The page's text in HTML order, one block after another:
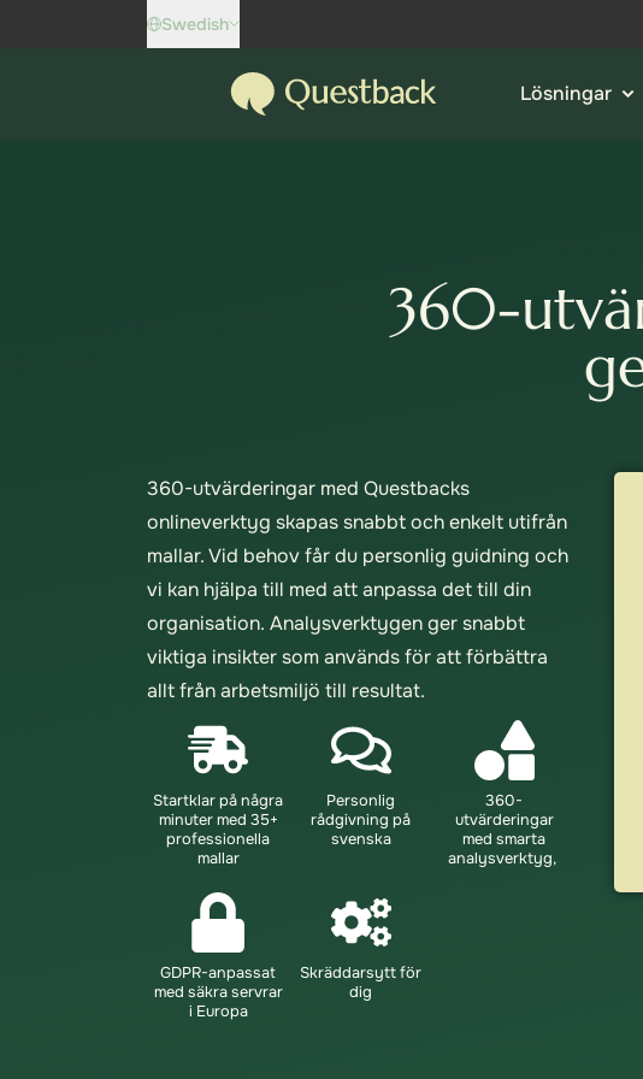
Swedish
Questback Lösningar
360-
360-utvärderingar med Questbacks
onlineverktyg skapas snabbt och enkelt utifrån
mallar. Vid behov får du personlig guidning och
vi kan hjälpa till med att anpassa det till din
organisation. Analysverktygen ger snabbt
viktiga insikter som används för att förbättra
allt från arbetsmiljö till resultat.
Startklar på några
minuter med 35+
professionella
mallar
Personlig
rådgivning på
svenska
360-
utvärderingar
med smarta
analysverktyg,
GDPR-anpassat
med säkra servrar
i Europa
Skräddarsytt för
dig